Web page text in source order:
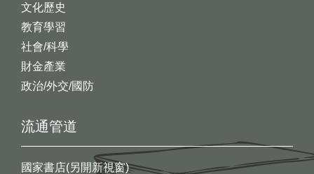
文化歷史
教育學習
社會/科學
財金產業
政治/外交/國防
流通管道
國家書店(另開新視窗)